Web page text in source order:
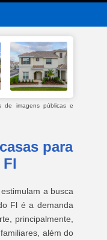
de imagens públicas e
para
a busca
Fl é a demanda
principalmente,
além do